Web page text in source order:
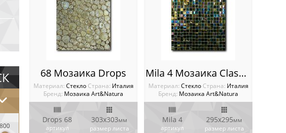
68 Мозаика Drops
Материал: Стекло Cтрана: Италия
Бренд: Мозаика Art&Natura
Drops 68
артикул
303x303мм
размер листа
Mila 4 Мозаика Classic glass
Материал: Стекло Cтрана: Италия
Бренд: Мозаика Art&Natura
Mila 4
артикул
295x295мм
размер листа